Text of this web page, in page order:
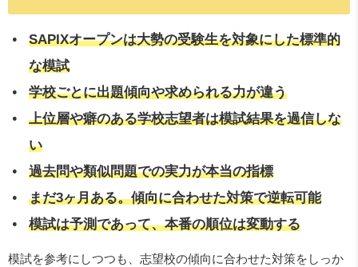
SAPIXオープンは大勢の受験生を対象にした標準的
な模試
学校ごとに出題傾向や求められる力が違う
上位層や癖のある学校志望者は模試結果を過信しな
い
過去問や類似問題での実力が本当の指標
まだ3ヶ月ある。傾向に合わせた対策で逆転可能
模試は予測であって、本番の順位は変動する
模試を参考にしつつも、志望校の傾向に合わせた対策をしっか